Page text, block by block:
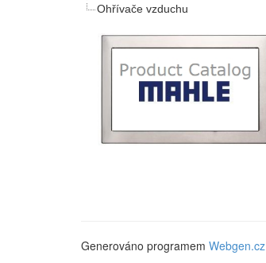
Ohřívače vzduchu
Generováno programem Webgen.cz